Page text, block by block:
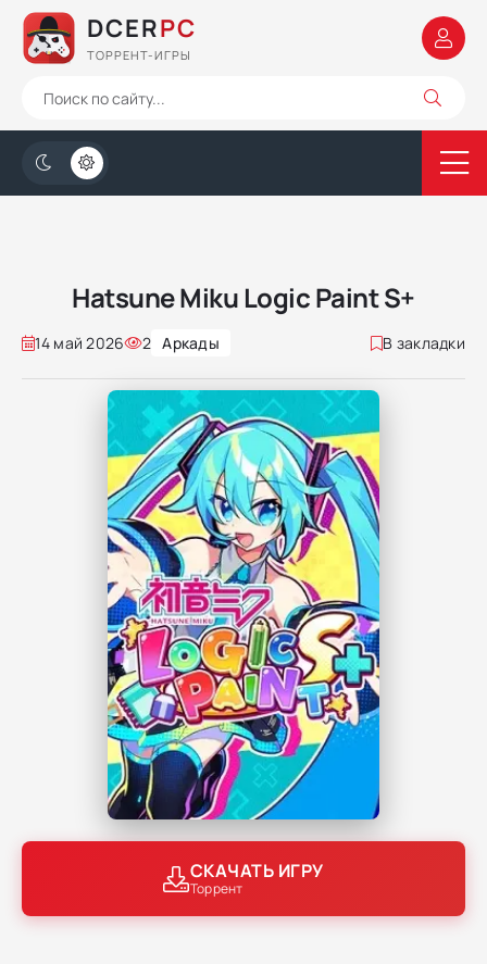
DCERPC
ТОРРЕНТ-ИГРЫ
Hatsune Miku Logic Paint S+
14 май 2026 2 Аркады В закладки
СКАЧАТЬ ИГРУ
Торрент